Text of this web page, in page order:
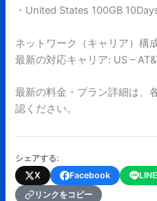
・United States 100GB
ネットワーク（キャリア）構
最新の対応キャリア: US –
最新の料金・プラン詳細は、
認ください。
シェアする:
X
Facebook LINE
リンクをコピー